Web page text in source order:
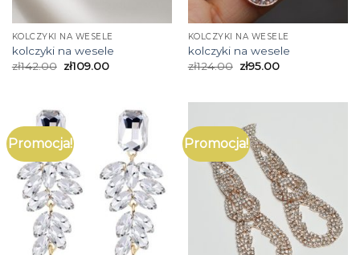
KOLCZYKI NA WESELE
kolczyki na wesele
zł142.00 zł109.00
KOLCZYKI NA WESELE
kolczyki na wesele
zł124.00 zł95.00
Promocja! Promocja!